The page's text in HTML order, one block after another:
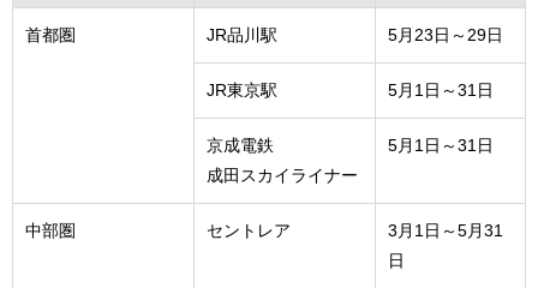
首都圏 JR品川駅 5月23日～29日
JR東京駅 5月1日～31日
京成電鉄
成田スカイライナー
5月1日～31日
中部圏 セントレア
3月1日～5月31
日